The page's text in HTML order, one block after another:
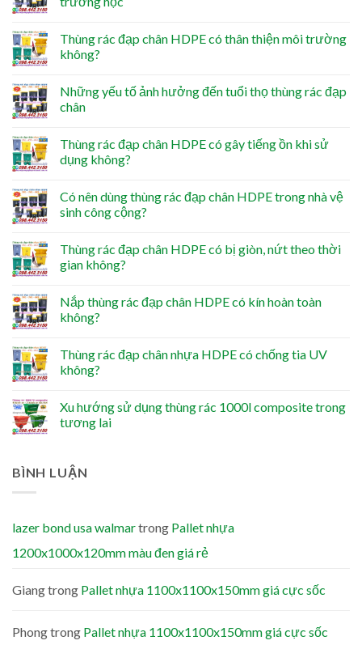
Thùng rác đạp chân HDPE có thân thiện môi trường
không?
Những yếu tố ảnh hưởng đến tuổi thọ thùng rác đạp
chân
Thùng rác đạp chân HDPE có gây tiếng ồn khi sử
dụng không?
Có nên dùng thùng rác đạp chân HDPE trong nhà vệ
sinh công cộng?
Thùng rác đạp chân HDPE có bị giòn, nứt theo thời
gian không?
Nắp thùng rác đạp chân HDPE có kín hoàn toàn
không?
Thùng rác đạp chân nhựa HDPE có chống tia UV
không?
Xu hướng sử dụng thùng rác 1000l composite trong
tương lai
BÌNH LUẬN
lazer bond usa walmartrong Pallet nhựa
1200x1000x120mm màu đen giá rẻ
Giangtrong Pallet nhựa 1100x1100x150mm giá cực sốc
Phongtrong Pallet nhựa 1100x1100x150mm giá cực sốc